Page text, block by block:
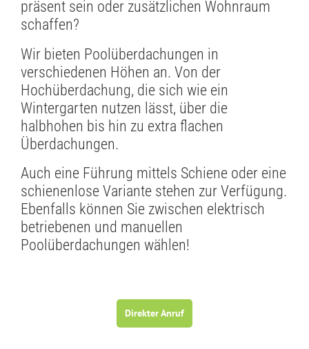
präsent sein oder zusätzlichen Wohnraum
schaffen?
Wir bieten Poolüberdachungen in
verschiedenen Höhen an. Von der
Hochüberdachung, die sich wie ein
Wintergarten nutzen lässt, über die
halbhohen bis hin zu extra flachen
Überdachungen.
Auch eine Führung mittels Schiene oder eine
schienenlose Variante stehen zur Verfügung.
Ebenfalls können Sie zwischen elektrisch
betriebenen und manuellen
Poolüberdachungen wählen!
Direkter Anruf